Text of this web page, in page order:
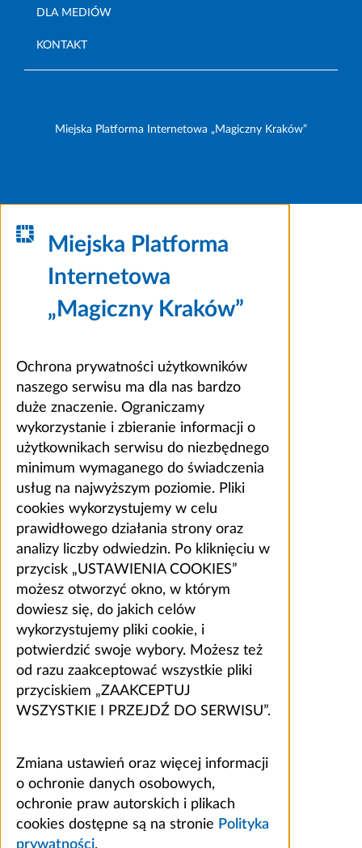
DLA MEDIÓW
KONTAKT
Miejska Platforma Internetowa „Magiczny Kraków”
Miejska Platforma
Internetowa
„Magiczny Kraków”
Ochrona prywatności użytkowników
naszego serwisu ma dla nas bardzo
duże znaczenie. Ograniczamy
wykorzystanie i zbieranie informacji o
użytkownikach serwisu do niezbędnego
minimum wymaganego do świadczenia
usług na najwyższym poziomie. Pliki
cookies wykorzystujemy w celu
prawidłowego działania strony oraz
analizy liczby odwiedzin. Po kliknięciu w
przycisk „USTAWIENIA COOKIES”
możesz otworzyć okno, w którym
dowiesz się, do jakich celów
wykorzystujemy pliki cookie, i
potwierdzić swoje wybory. Możesz też
od razu zaakceptować wszystkie pliki
przyciskiem „ZAAKCEPTUJ
WSZYSTKIE I PRZEJDŹ DO SERWISU”.
Zmiana ustawień oraz więcej informacji
o ochronie danych osobowych,
ochronie praw autorskich i plikach
cookies dostępne są na stronie Polityka
prywatności.